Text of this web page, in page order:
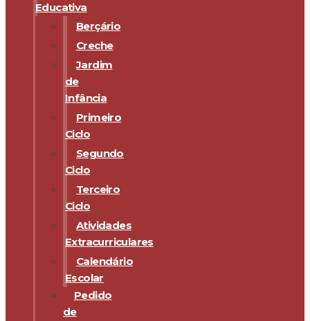
Educativa
Berçário
Creche
Jardim
de
Infância
Primeiro
Ciclo
Segundo
Ciclo
Terceiro
Ciclo
Atividades
Extracurriculares
Calendário
Escolar
Pedido
de